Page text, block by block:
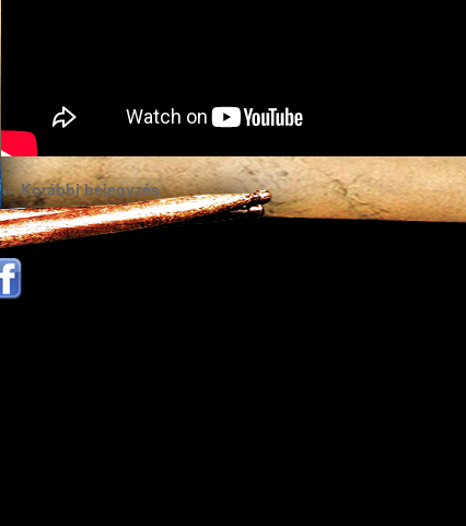
←Korábbi bejegyzés